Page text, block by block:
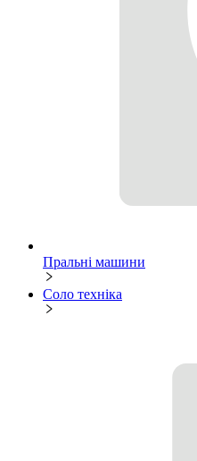
Пральні машини
Соло техніка